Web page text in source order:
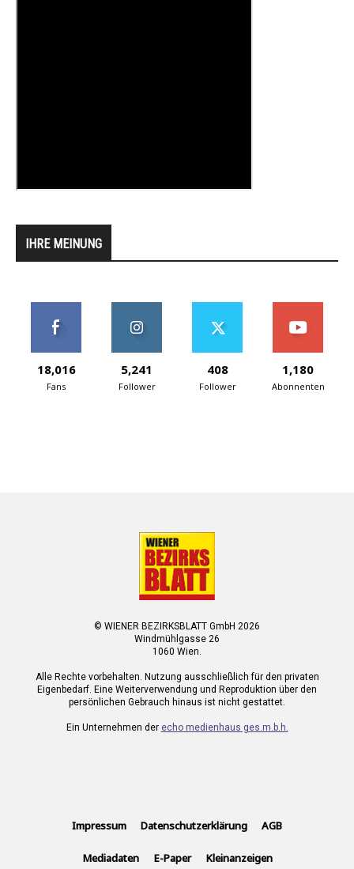
IHRE MEINUNG
18,016
Fans
5,241
Follower
408
Follower
1,180
Abonnenten
© WIENER BEZIRKSBLATT GmbH 2026
Windmühlgasse 26
1060 Wien.
Alle Rechte vorbehalten. Nutzung ausschließlich für den privaten
Eigenbedarf. Eine Weiterverwendung und Reproduktion über den
persönlichen Gebrauch hinaus ist nicht gestattet.
Ein Unternehmen der echo medienhaus ges.m.b.h.
Impressum Datenschutzerklärung AGB
Mediadaten E-Paper Kleinanzeigen